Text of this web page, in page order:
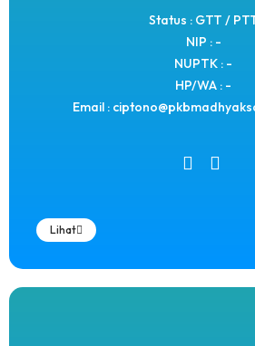
Status : GTT /
NIP : -
NUPTK : -
HP/WA : -
Email :
Lihat